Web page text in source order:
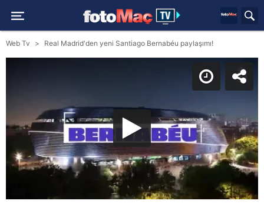
Web Tv Real Madrid'den yeni Santiago Bernabéu paylaşımı!